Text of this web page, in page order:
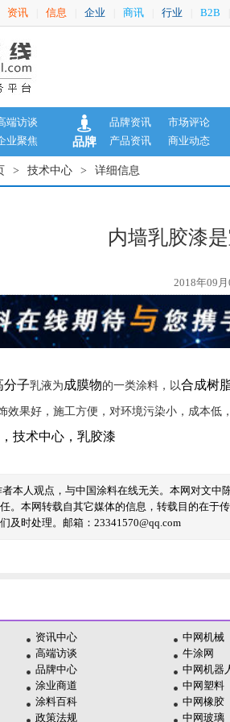
资讯 信息 企业 商讯 行业 B2B
端访谈
业聚焦 品牌
品牌资讯
市场评论
产品资讯
商业动态
> 技术中心 > 详细信息
内墙乳胶漆
2018年09
分子乳液为成膜物的一类涂料，以合成树
效果好，施工方便，对环境污染小，成本低
， 技术中心 ， 乳胶漆
者本人观点，与中国涂料在线无关。本网对文
。本网转载自其它媒体的信息，转载目的在于
及时处理。邮箱：23341570@qq.com
资讯中心
高端访谈
品牌中心
涂业商道
涂料百科
政策法规
中网机械
牛涂网
中网机器
中网塑料
中网橡胶
中网玻璃